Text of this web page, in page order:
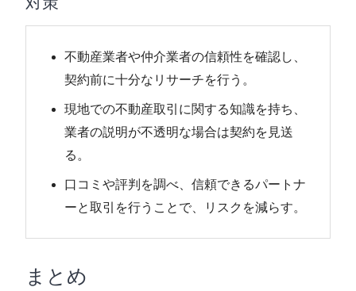
不動産業者や仲介業者の信頼性を確認し、
契約前に十分なリサーチを行う。
現地での不動産取引に関する知識を持ち、
業者の説明が不透明な場合は契約を見送
る。
口コミや評判を調べ、信頼できるパートナ
ーと取引を行うことで、リスクを減らす。
まとめ